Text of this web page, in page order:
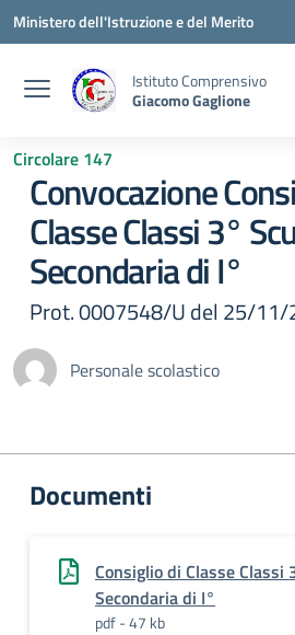
Vai ai contenuti
Vai al menu di navigazione
Vai al footer
Ministero dell'Istruzione e del Merito
Istituto Comprensivo
Giacomo Gaglione
Circolare 147
Convocazione
Classe Classi 3°
Secondaria di I°
Prot. 0007548/U del 25/
Personale scolastico
Documenti
Consiglio di Classe Classi
Secondaria di I°
pdf - 47 kb